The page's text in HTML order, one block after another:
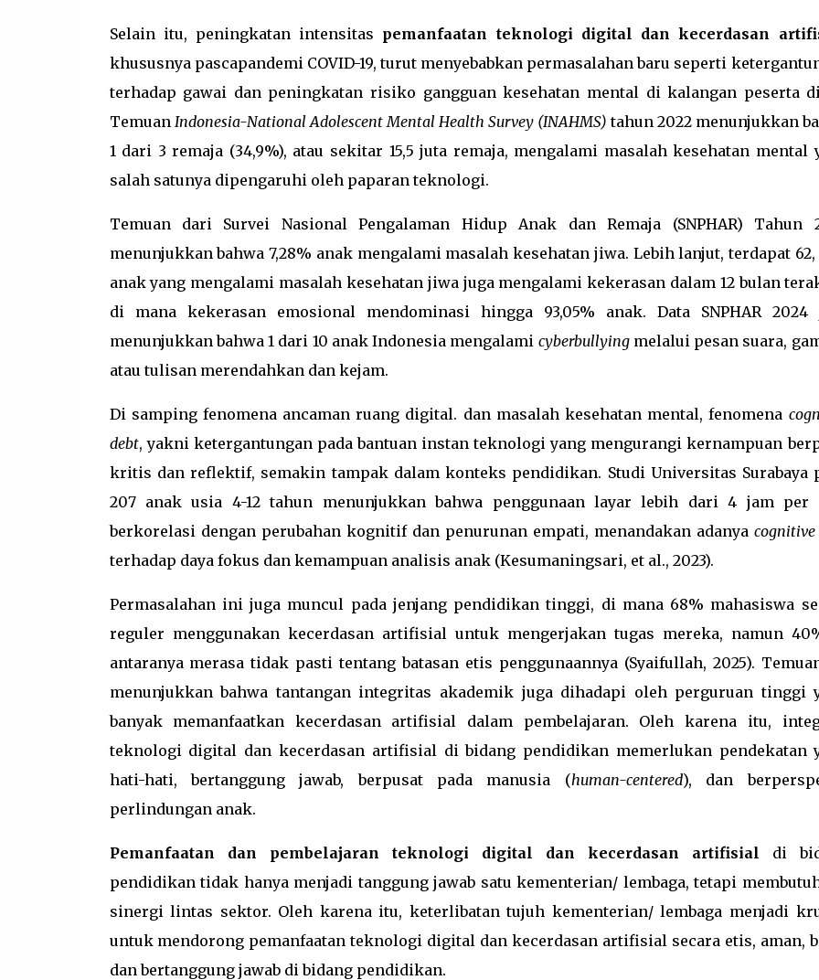
Selain itu, peningkatan intensitas pemanfaatan teknologi digital dan kecerdasan
khususnya pascapandemi COVID-19, turut menyebabkan permasalahan baru seperti
terhadap gawai dan peningkatan risiko gangguan kesehatan mental di kalangan peserta
Temuan Indonesia-National Adolescent Mental Health Survey (INAHMS) tahun 2022 menunjukkan
1 dari 3 remaja (34,9%), atau sekitar 15,5 juta remaja, mengalami masalah kesehatan mental
salah satunya dipengaruhi oleh paparan teknologi.
Temuan dari Survei Nasional Pengalaman Hidup Anak dan Remaja (SNPHAR) Tahun
menunjukkan bahwa 7,28% anak mengalami masalah kesehatan jiwa. Lebih lanjut, terdapat 62,
anak yang mengalami masalah kesehatan jiwa juga mengalami kekerasan dalam 12 bulan
di mana kekerasan emosional mendominasi hingga 93,05% anak. Data SNPHAR 2024
menunjukkan bahwa 1 dari 10 anak Indonesia mengalami cyberbullyingmelalui pesan suara,
atau tulisan merendahkan dan kejam.
Di samping fenomena ancaman ruang digital. dan masalah kesehatan mental, fenomena
debt, yakni ketergantungan pada bantuan instan teknologi yang mengurangi kernampuan
kritis dan reflektif, semakin tampak dalam konteks pendidikan. Studi Universitas Surabaya
207 anak usia 4-12 tahun menunjukkan bahwa penggunaan layar lebih dari 4 jam per
berkorelasi dengan perubahan kognitif dan penurunan empati, menandakan adanya cognitive
terhadap daya fokus dan kemampuan analisis anak (Kesumaningsari, et al., 2023).
Permasalahan ini juga muncul pada jenjang pendidikan tinggi, di mana 68% mahasiswa
reguler menggunakan kecerdasan artifisial untuk mengerjakan tugas mereka, namun
antaranya merasa tidak pasti tentang batasan etis penggunaannya (Syaifullah, 2025).
menunjukkan bahwa tantangan integritas akademik juga dihadapi oleh perguruan tinggi
banyak memanfaatkan kecerdasan artifisial dalam pembelajaran. Oleh karena itu,
teknologi digital dan kecerdasan artifisial di bidang pendidikan memerlukan pendekatan
hati-hati, bertanggung jawab, berpusat pada manusia (human-centered), dan
perlindungan anak.
Pemanfaatan dan pembelajaran teknologi digital dan kecerdasan artifisial di
pendidikan tidak hanya menjadi tanggung jawab satu kementerian/ lembaga, tetapi
sinergi lintas sektor. Oleh karena itu, keterlibatan tujuh kementerian/ lembaga menjadi
untuk mendorong pemanfaatan teknologi digital dan kecerdasan artifisial secara etis, aman,
dan bertanggung jawab di bidang pendidikan.